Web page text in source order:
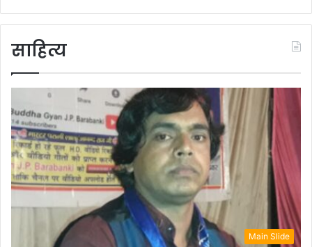
साहित्य
Main Slide